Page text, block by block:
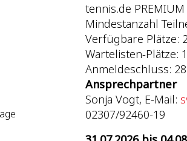
tennis.de
Mindestanzahl
Verfügbare Plätze:
Wartelisten-Plätze:
Anmeldeschluss:
Ansprechpartner
Sonja Vogt, E-Mail:
02307/92460-19